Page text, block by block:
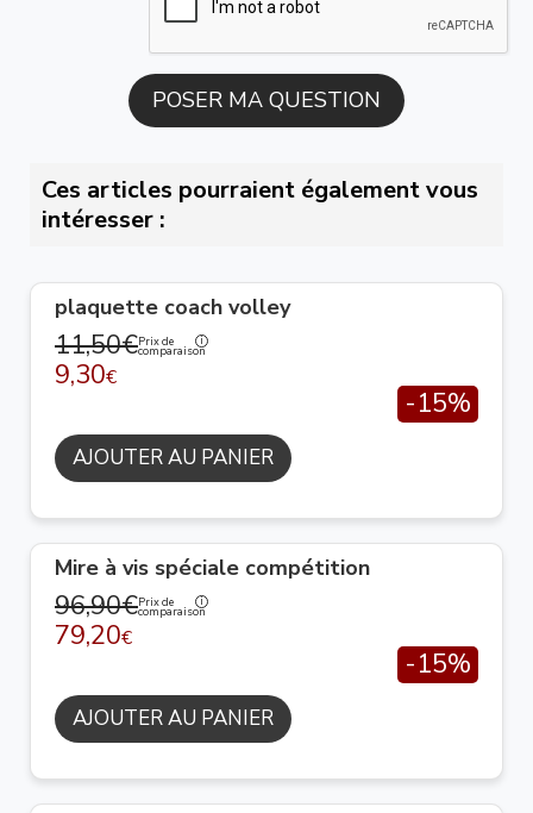
Ces articles pourraient également vous
intéresser :
plaquette coach volley
11,50€Prix de
comparaison
9,30€
-15%
AJOUTER AU PANIER
Mire à vis spéciale compétition
96,90€Prix de
comparaison
79,20€
-15%
AJOUTER AU PANIER